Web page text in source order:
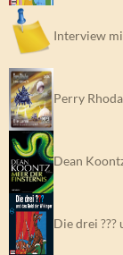
Interview
Perry
Dean
Die drei ???